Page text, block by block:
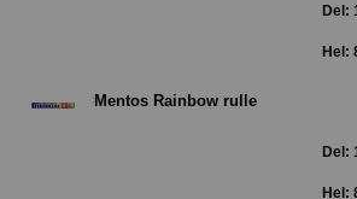
Del:
Hel:
Mentos Rainbow rulle
Del:
Hel: